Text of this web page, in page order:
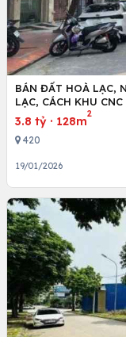
BÁN ĐẤT HOÀ LẠC,
LẠC, CÁCH KHU
3.8 tỷ · 128m
2
420
19/01/2026